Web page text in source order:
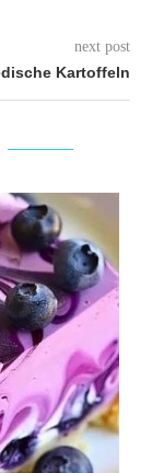
next post
Kartoffeln